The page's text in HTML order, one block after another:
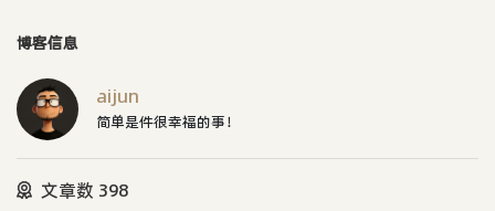
博客信息
aijun
简单是件很幸福的事！
文章数 398